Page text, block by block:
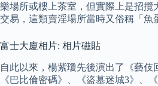
樂場所或樓上茶室，但實際上是招攬
交易，這類賣淫場所當時又俗稱「魚
富士大廈相片: 相片磁貼
自此以來，楊紫瓊先後演出了《藝伎
《巴比倫密碼》、《盜墓迷城3》、